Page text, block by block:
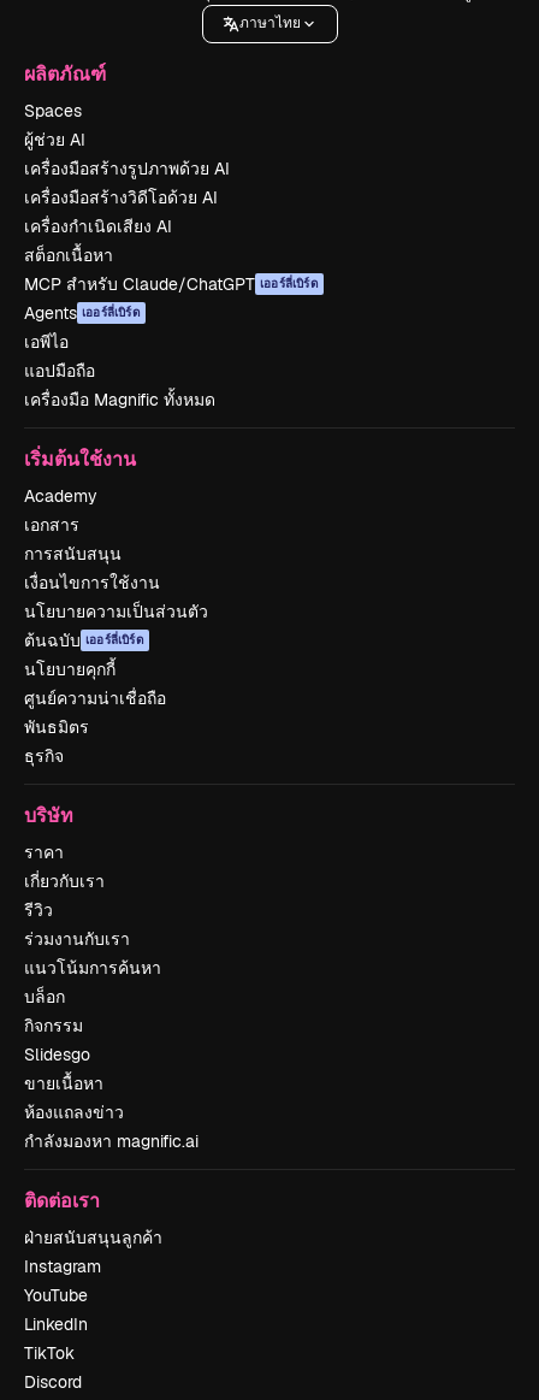
ภาษาไทย
ผลิตภัณฑ์
Spaces
ผู้ช่วย AI
เครื่องมือสร้างรูปภาพด้วย AI
เครื่องมือสร้างวิดีโอด้วย AI
เครื่องกำเนิดเสียง AI
สต็อกเนื้อหา
MCP สำหรับ Claude/ChatGPT เออร์ลี่เบิร์ด
Agents เออร์ลี่เบิร์ด
เอพีไอ
แอปมือถือ
เครื่องมือ Magnific ทั้งหมด
เริ่มต้นใช้งาน
Academy
เอกสาร
การสนับสนุน
เงื่อนไขการใช้งาน
นโยบายความเป็นส่วนตัว
ต้นฉบับ เออร์ลี่เบิร์ด
นโยบายคุกกี้
ศูนย์ความน่าเชื่อถือ
พันธมิตร
ธุรกิจ
บริษัท
ราคา
เกี่ยวกับเรา
รีวิว
ร่วมงานกับเรา
แนวโน้มการค้นหา
บล็อก
กิจกรรม
Slidesgo
ขายเนื้อหา
ห้องแถลงข่าว
กำลังมองหา magnific.ai
ติดต่อเรา
ฝ่ายสนับสนุนลูกค้า
Instagram
YouTube
LinkedIn
TikTok
Discord